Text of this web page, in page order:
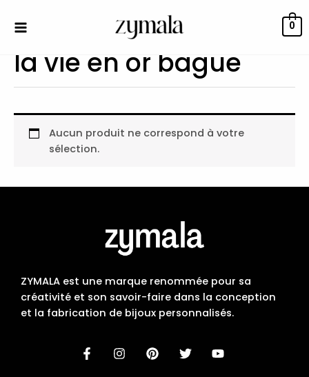
0
la vie en or bague
Aucun produit ne correspond à votre
sélection.
ZYMALA est une marque renommée pour sa
créativité et son savoir-faire dans la conception
et la fabrication de bijoux personnalisés.